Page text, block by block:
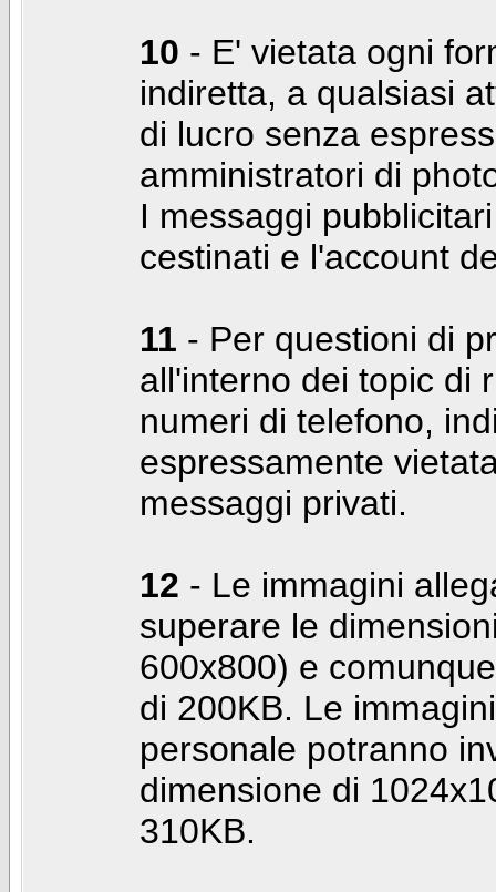
10 - E' vietata ogni
indiretta, a qualsiasi
di lucro senza
amministratori di
I messaggi
cestinati e l'account
11 - Per questioni di
all'interno dei topic di
numeri di telefono,
espressamente
messaggi privati.
12 - Le immagini
superare le
600x800) e
di 200KB. Le
personale potranno
dimensione di
310KB.